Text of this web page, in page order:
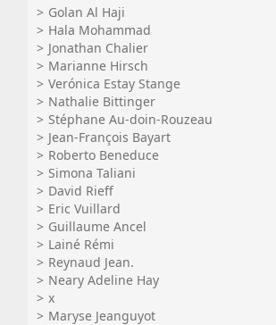
Golan Al Haji
Hala Mohammad
Jonathan Chalier
Marianne Hirsch
Verónica Estay Stange
Nathalie Bittinger
Stéphane Au-doin-Rouzeau
Jean-François Bayart
Roberto Beneduce
Simona Taliani
David Rieff
Eric Vuillard
Guillaume Ancel
Lainé Rémi
Reynaud Jean.
Neary Adeline Hay
x
Maryse Jeanguyot